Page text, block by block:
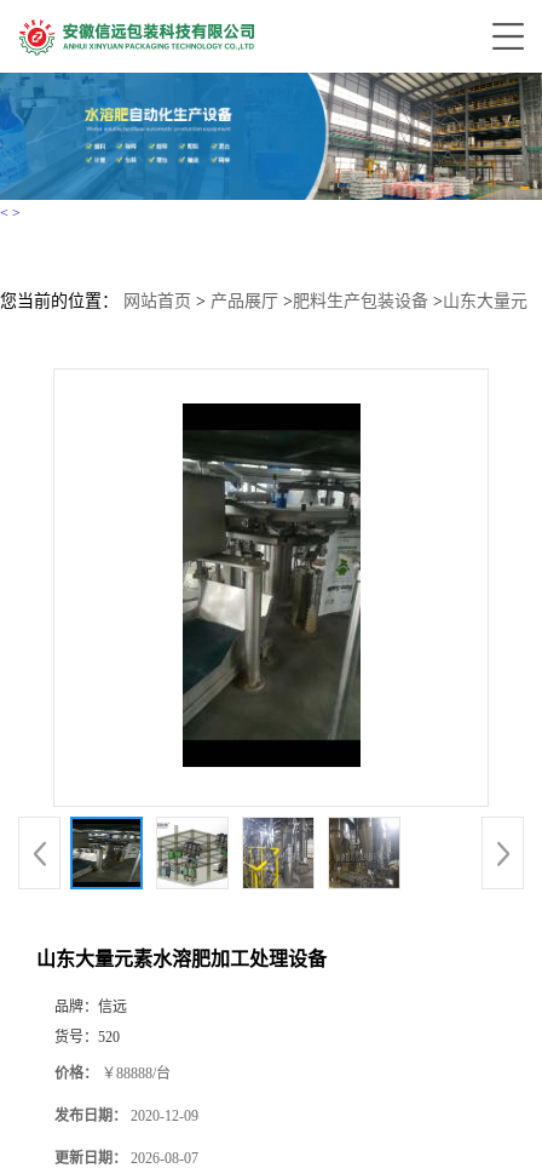
< >
您当前的位置： 网站首页 > 产品展厅 >肥料生产包装设备 >山东大量元
山东大量元素水溶肥加工处理设备
品牌： 信远
货号： 520
价格： ￥88888/台
发布日期： 2020-12-09
更新日期： 2026-08-07